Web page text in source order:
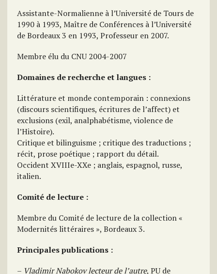
Assistante-Normalienne à l’Université de Tours de
1990 à 1993, Maître de Conférences à l’Université
de Bordeaux 3 en 1993, Professeur en 2007.
Membre élu du CNU 2004-2007
Domaines de recherche et langues :
Littérature et monde contemporain : connexions
(discours scientifiques, écritures de l’affect) et
exclusions (exil, analphabétisme, violence de
l’Histoire).
Critique et bilinguisme ; critique des traductions ;
récit, prose poétique ; rapport du détail.
Occident XVIIIe-XXe ; anglais, espagnol, russe,
italien.
Comité de lecture :
Membre du Comité de lecture de la collection «
Modernités littéraires », Bordeaux 3.
Principales publications :
– Vladimir Nabokov lecteur de l’autre, PU de